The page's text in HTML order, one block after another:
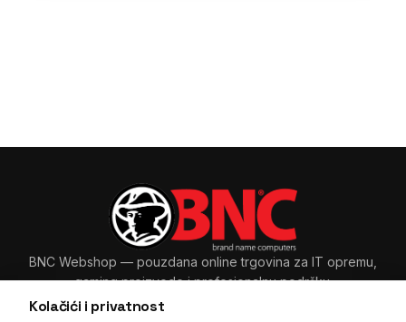
Kolačići i privatnost
BNC Webshop — pouzdana online trgovina za IT opremu,
gaming proizvode i profesionalnu podršku.